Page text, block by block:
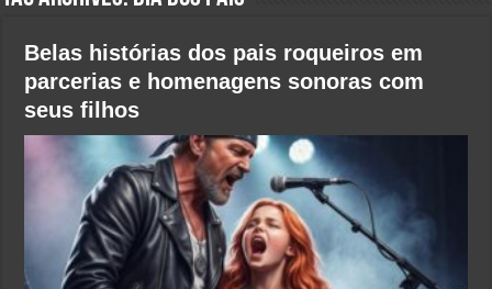
Belas histórias dos pais roqueiros em
parcerias e homenagens sonoras com
seus filhos